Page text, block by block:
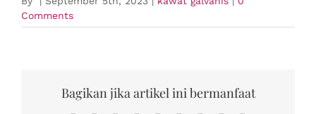
Comments
Bagikan jika artikel ini bermanfaat